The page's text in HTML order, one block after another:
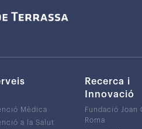
Mèdica
a la Salut
Recerca i
Innovació
Fundació Joan
Roma